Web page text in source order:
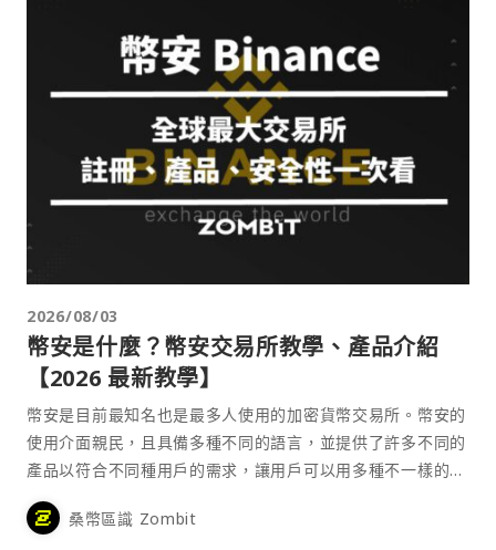
2026/08/03
幣安是什麼？幣安交易所教學、產品介紹
【2026 最新教學】
幣安是目前最知名也是最多人使用的加密貨幣交易所。幣安的
使用介面親民，且具備多種不同的語言，並提供了許多不同的
產品以符合不同種用戶的需求，讓用戶可以用多種不一樣的方
式來參與加密貨幣市場。
桑幣區識 Zombit